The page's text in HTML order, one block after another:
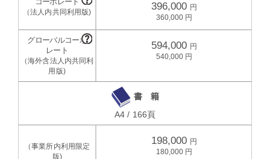
396,000
360,000
594,000
540,000
書 籍
A4 / 166頁
198,000
180,000